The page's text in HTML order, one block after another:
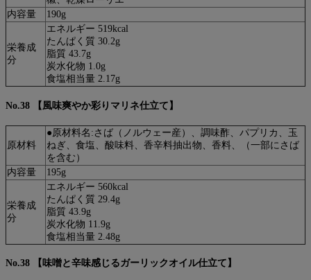
内容量
190g
栄養成
分
エネルギー 519kcal
たんぱく質 30.2g
脂質 43.7g
炭水化物 1.0g
食塩相当量 2.17g
No.38 【風味爽やか彩りマリネ仕立て】
原材料
●原材料名:さば（ノルウェー産）、調味酢、パプリカ、玉
ねぎ、食塩、酸味料、香辛料抽出物、香料、（一部にさば
を含む）
内容量
195g
栄養成
分
エネルギー 560kcal
たんぱく質 29.4g
脂質 43.9g
炭水化物 11.9g
食塩相当量 2.48g
No.38 【味噌と辛味感じるガーリックオイル仕立て】